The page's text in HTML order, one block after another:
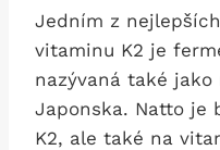
Jedním z
vitaminu K2 je
nazývaná také
Japonska. Natto je
K2, ale také na